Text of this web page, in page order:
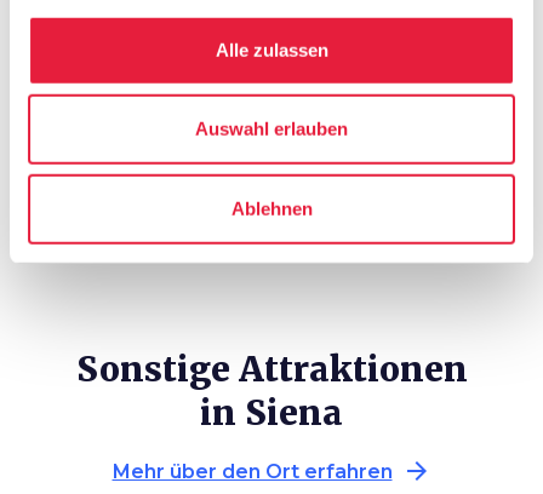
Alle zulassen
Auswahl erlauben
Ablehnen
Sonstige Attraktionen
in Siena
Mehr über den Ort erfahren arrow_forward